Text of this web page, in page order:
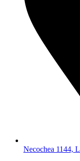
Necochea 1144,